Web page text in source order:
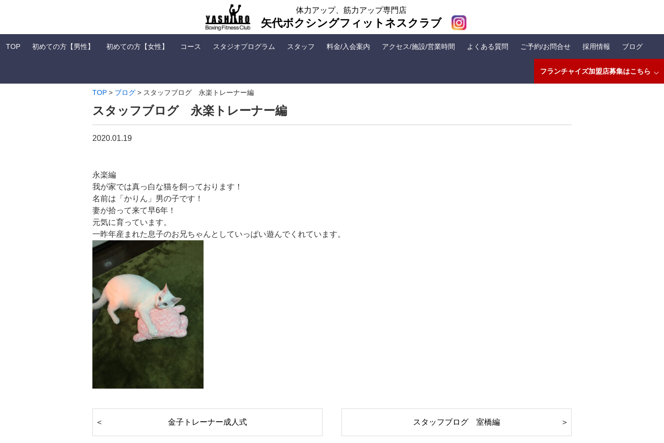
体力アップ、筋力アップ専門店
矢代ボクシングフィットネスクラブ
TOP 初めての方【男性】 初めての方【女性】 コース スタジオプログラム スタッフ 料金/入会案内 アクセス/施設/営業時間 よくある質問 ご予約/お問合せ 採用情報 ブログ
フランチャイズ加盟店募集はこちら
TOP > ブログ > スタッフブログ 永楽トレーナー編
スタッフブログ 永楽トレーナー編
2020.01.19
永楽編
我が家では真っ白な猫を飼っております！
名前は「かりん」男の子です！
妻が拾って来て早6年！
元気に育っています。
一昨年産まれた息子のお兄ちゃんとしていっぱい遊んでくれています。
金子トレーナー成人式 スタッフブログ 室橋編